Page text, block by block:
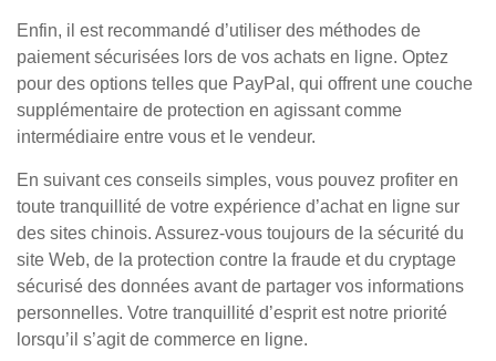
Enfin, il est recommandé d’utiliser des méthodes de
paiement sécurisées lors de vos achats en ligne. Optez
pour des options telles que PayPal, qui offrent une couche
supplémentaire de protection en agissant comme
intermédiaire entre vous et le vendeur.
En suivant ces conseils simples, vous pouvez profiter en
toute tranquillité de votre expérience d’achat en ligne sur
des sites chinois. Assurez-vous toujours de la sécurité du
site Web, de la protection contre la fraude et du cryptage
sécurisé des données avant de partager vos informations
personnelles. Votre tranquillité d’esprit est notre priorité
lorsqu’il s’agit de commerce en ligne.